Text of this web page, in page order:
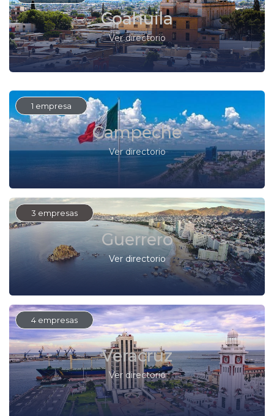
Coahuila
Ver directorio
Campeche
Ver directorio
1 empresa
Guerrero
Ver directorio
3 empresas
Veracruz
Ver directorio
4 empresas